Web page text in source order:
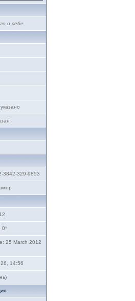
о себе.
3842-329-9853
0*
25 March 2012
14:56